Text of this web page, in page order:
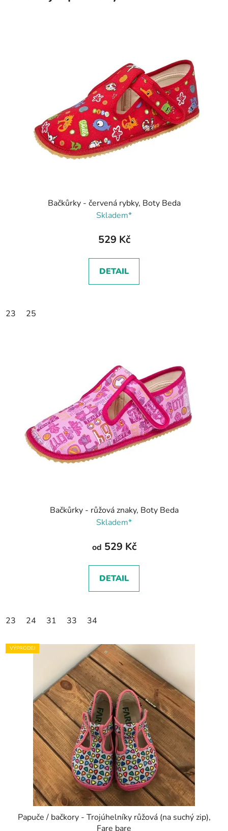
Bačkůrky - červená rybky, Boty Beda
Skladem*
529 Kč
DETAIL
23 25
Bačkůrky - růžová znaky, Boty Beda
Skladem*
od 529 Kč
DETAIL
23 24 31 33 34
VÝPRODEJ
Papuče / bačkory - Trojúhelníky růžová (na suchý zip),
Fare bare